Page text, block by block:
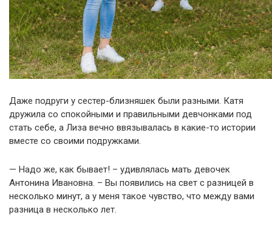
Даже подруги у сестер-близняшек были разными. Катя
дружила со спокойными и правильными девчонками под
стать себе, а Лиза вечно ввязывалась в какие-то истории
вместе со своими подружками.
— Надо же, как бывает! – удивлялась мать девочек
Антонина Ивановна. – Вы появились на свет с разницей в
несколько минут, а у меня такое чувство, что между вами
разница в несколько лет.